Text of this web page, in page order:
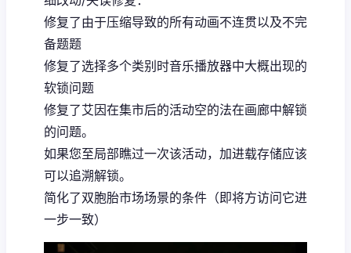
修复了由于压缩导致的所有动画不连贯以及不完
备题题
修复了选择多个类别时音乐播放器中大概出现的
软锁问题
修复了艾因在集市后的活动空的法在画廊中解锁
的问题。
如果您至局部瞧过一次该活动，加进载存储应该
可以追溯解锁。
简化了双胞胎市场场景的条件（即将方访问它进
一步一致）